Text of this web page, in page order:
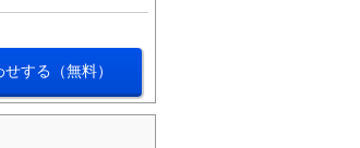
する（無料）